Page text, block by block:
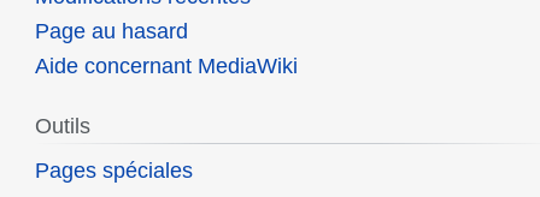
Page au hasard
Aide concernant MediaWiki
Outils
Pages spéciales